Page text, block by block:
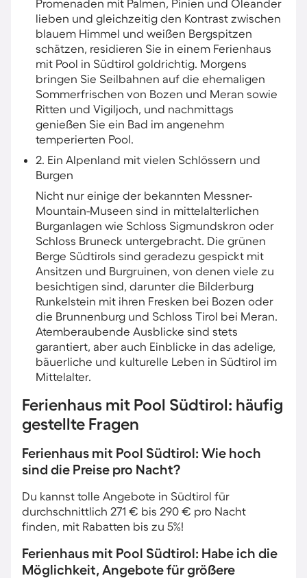
Promenaden mit Palmen, Pinien und Oleander
lieben und gleichzeitig den Kontrast zwischen
blauem Himmel und weißen Bergspitzen
schätzen, residieren Sie in einem Ferienhaus
mit Pool in Südtirol goldrichtig. Morgens
bringen Sie Seilbahnen auf die ehemaligen
Sommerfrischen von Bozen und Meran sowie
Ritten und Vigiljoch, und nachmittags
genießen Sie ein Bad im angenehm
temperierten Pool.
2. Ein Alpenland mit vielen Schlössern und
Burgen
Nicht nur einige der bekannten Messner-
Mountain-Museen sind in mittelalterlichen
Burganlagen wie Schloss Sigmundskron oder
Schloss Bruneck untergebracht. Die grünen
Berge Südtirols sind geradezu gespickt mit
Ansitzen und Burgruinen, von denen viele zu
besichtigen sind, darunter die Bilderburg
Runkelstein mit ihren Fresken bei Bozen oder
die Brunnenburg und Schloss Tirol bei Meran.
Atemberaubende Ausblicke sind stets
garantiert, aber auch Einblicke in das adelige,
bäuerliche und kulturelle Leben in Südtirol im
Mittelalter.
Ferienhaus mit Pool Südtirol: häufig
gestellte Fragen
Ferienhaus mit Pool Südtirol: Wie hoch
sind die Preise pro Nacht?
Du kannst tolle Angebote in Südtirol für
durchschnittlich 271 € bis 290 € pro Nacht
finden, mit Rabatten bis zu 5%!
Ferienhaus mit Pool Südtirol: Habe ich die
Möglichkeit, Angebote für größere